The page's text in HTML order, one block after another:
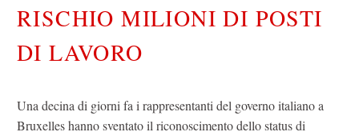
RISCHIO MILIONI DI POSTI
DI LAVORO
Una decina di giorni fa i rappresentanti del governo italiano a
Bruxelles hanno sventato il riconoscimento dello status di